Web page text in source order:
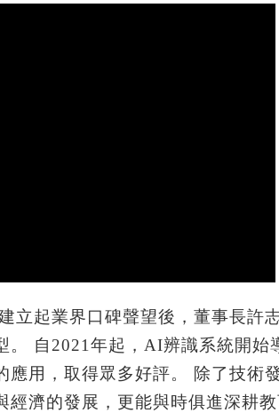
立起業界口碑聲望後，董事長
。 自2021年起，AI辨識系統開
應用，取得眾多好評。 除了技術
經濟的發展，更能與時俱進深耕